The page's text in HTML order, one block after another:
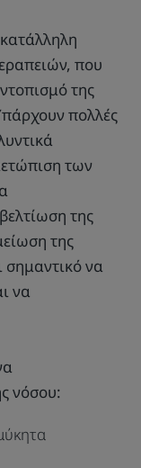
που
της
πολλές
των
της
της
να
να
νόσου: